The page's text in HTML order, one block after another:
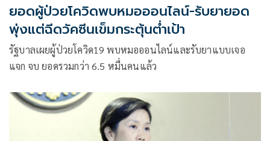
ยอดผู้ป่วยโควิดพบหมอออนไลน์-รับยายอด
พุ่งแต่ฉีดวัคซีนเข็มกระตุ้นต่ำเป้า
รัฐบาลเผยผู้ป่วยโควิด19 พบหมอออนไลน์และรับยาแบบเจอ
แจก จบ ยอดรวมกว่า 6.5 หมื่นคนแล้ว